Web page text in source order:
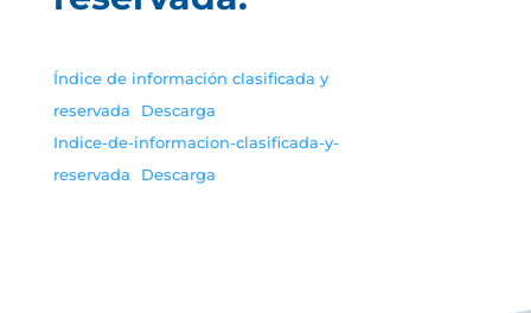
Índice de información clasificada y
reservada
Descarga
Indice-de-informacion-clasificada-y-
reservada
Descarga